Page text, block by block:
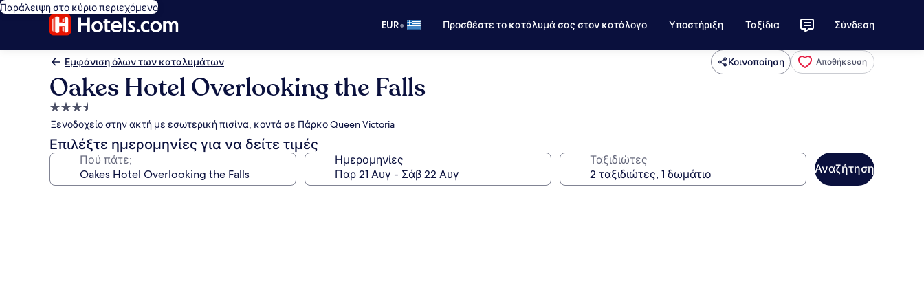
Παράλειψη στο κύριο περιεχόμενο
EUR• Προσθέστε το κατάλυμά σας στον κατάλογο Υποστήριξη Ταξίδια Σύνδεση
Εμφάνιση όλων των καταλυμάτων Κοινοποίηση Αποθήκευση
Oakes Hotel Overlooking the Falls
Κατάλυμα
με
3.5
αστέρια
Ξενοδοχείο στην ακτή με εσωτερική πισίνα, κοντά σε Πάρκο Queen Victoria
Επιλέξτε ημερομηνίες για να δείτε τιμές
Πού πάτε; Ημερομηνίες Ταξιδιώτες
Αναζήτηση